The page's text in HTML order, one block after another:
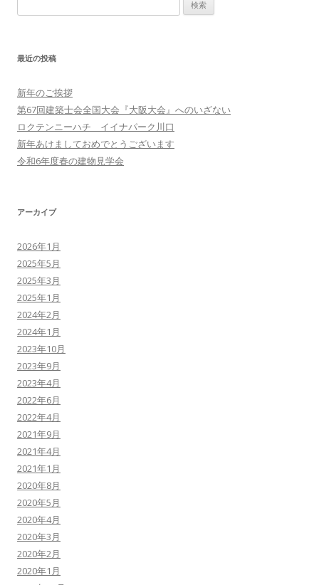
索:
最近の投稿
新年のご挨拶
第67回建築士会全国大会『大阪大会』へのいざない
ロクテンニーハチ イイナパーク川口
新年あけましておめでとうございます
令和6年度春の建物見学会
アーカイブ
2026年1月
2025年5月
2025年3月
2025年1月
2024年2月
2024年1月
2023年10月
2023年9月
2023年4月
2022年6月
2022年4月
2021年9月
2021年4月
2021年1月
2020年8月
2020年5月
2020年4月
2020年3月
2020年2月
2020年1月